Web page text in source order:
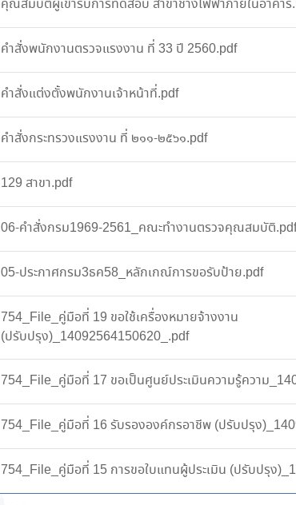
คุณสมบัติผู้เข้ารับการทดสอบ สาขาช่างไฟฟ้าภายในอาคาร
คำสั่งพนักงานตรวจแรงงาน ที่ 33 ปี 2560.pdf
คำสั่งแต่งตั้งพนักงานเจ้าหน้าที่.pdf
คำสั่งกระทรวงแรงงาน ที่ ๒๑๑-๒๕๖๑.pdf
129 สาขา.pdf
06-คำสั่งกรม1969-2561_คณะทำงานตรวจคุณสมบัติ.pdf
05-ประกาศกรม3ธค58_หลักเกณ์การขอรับป้าย.pdf
754_File_คู่มือที่ 19 ขอใช้เครื่องหมายจ้างงาน
(ปรับปรุง)_14092564150620_.pdf
754_File_คู่มือที่ 17 ขอเป็นศูนย์ประเมินความรู้ความ
754_File_คู่มือที่ 16 รับรององค์กรอาชีพ (ปรับปรุง
754_File_คู่มือที่ 15 การขอใบแทนผู้ประเมิน (ปรับปรุง